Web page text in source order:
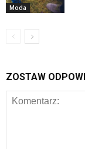
Moda
ZOSTAW